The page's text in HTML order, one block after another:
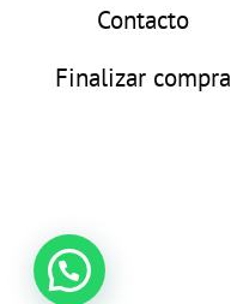
Contacto
Finalizar compra